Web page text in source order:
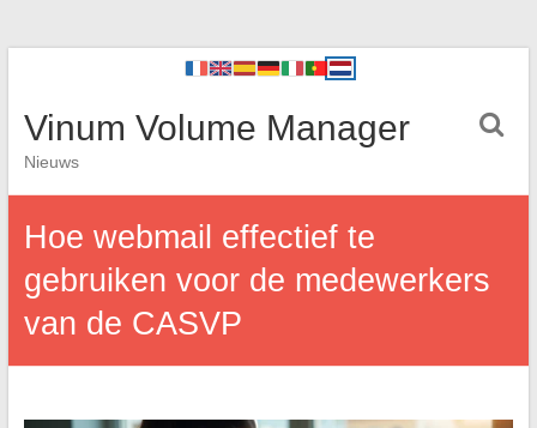
Vinum Volume Manager
Nieuws
Hoe webmail effectief te
gebruiken voor de medewerkers
van de CASVP